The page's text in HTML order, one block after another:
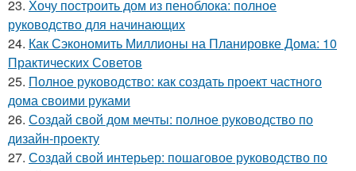
23. Хочу построить дом из пеноблока: полное
руководство для начинающих
24. Как Сэкономить Миллионы на Планировке Дома: 10
Практических Советов
25. Полное руководство: как создать проект частного
дома своими руками
26. Создай свой дом мечты: полное руководство по
дизайн-проекту
27. Создай свой интерьер: пошаговое руководство по